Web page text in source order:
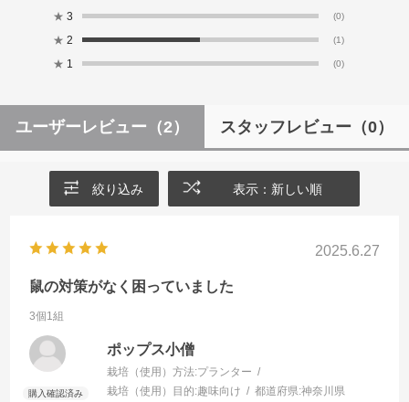
★ 3 (0)
★ 2 (1)
★ 1 (0)
ユーザーレビュー （2） スタッフレビュー （0）
絞り込み 表示：新しい順
2025.6.27
鼠の対策がなく困っていました
3個1組
ポップス小僧
栽培（使用）方法:プランター
栽培（使用）目的:趣味向け 都道府県:神奈川県